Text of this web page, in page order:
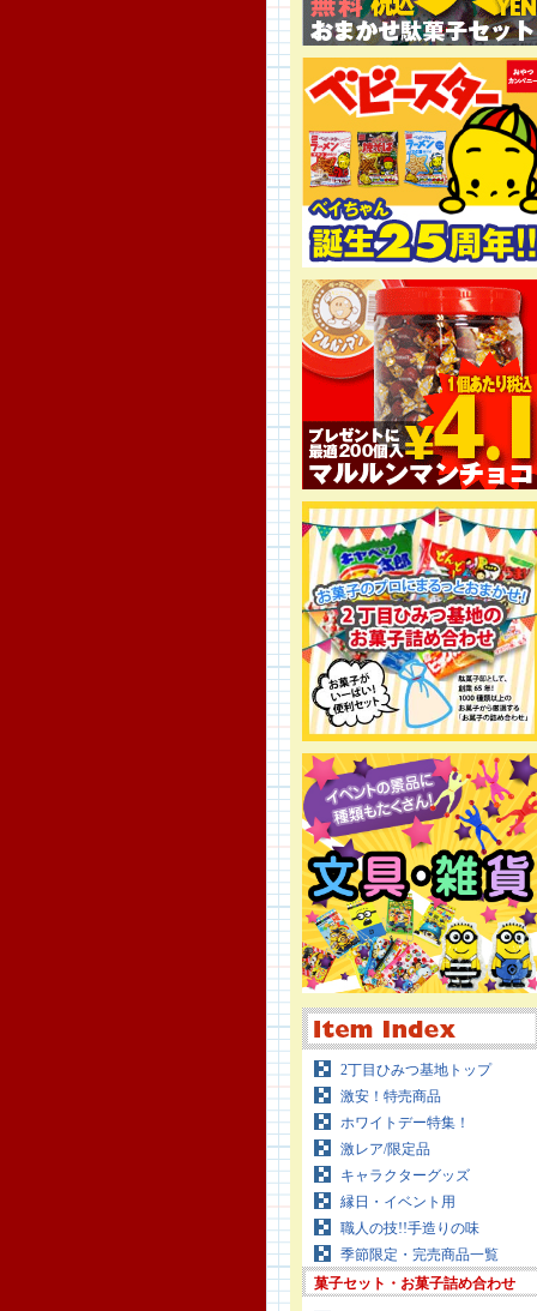
2丁目ひみつ基地トップ
激安！特売商品
ホワイトデー特集！
激レア/限定品
キャラクターグッズ
縁日・イベント用
職人の技!!手造りの味
季節限定・完売商品一覧
菓子セット・お菓子詰め合わせ